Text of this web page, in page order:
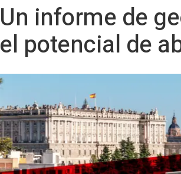
Un informe de
el potencial de